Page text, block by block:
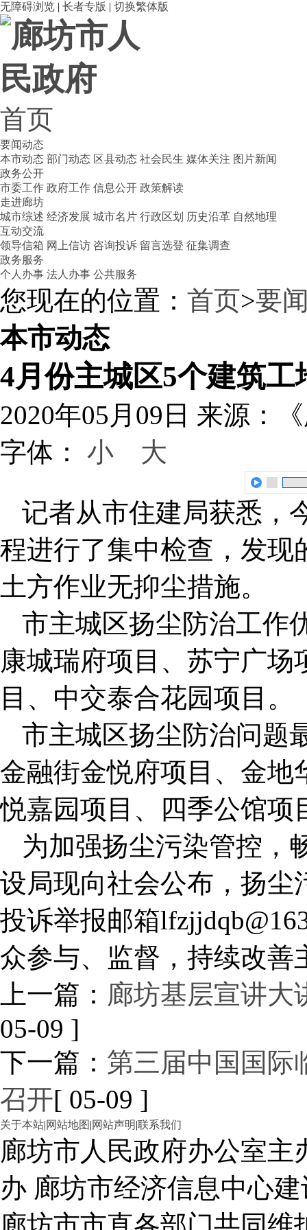
无障碍浏览 | 长者专版 | 切换繁体版
首页
要闻动态
本市动态 部门动态 区县动态 社会民生 媒体关注 图片新闻
政务公开
市委工作 政府工作 信息公开 政策解读
走进廊坊
城市综述 经济发展 城市名片 行政区划 历史沿革 自然地理
互动交流
领导信箱 网上信访 咨询投诉 留言选登 征集调查
政务服务
个人办事 法人办事 公共服务
您现在的位置： 首页>要
本市动态
4月份主城区5个建筑
2020年05月09日 来源：
字体： 小 大
记者从市住建局获悉，
程进行了集中检查，发现
土方作业无抑尘措施。
市主城区扬尘防治工作
康城瑞府项目、苏宁广
目、中交泰合花园项目。
市主城区扬尘防治问题
金融街金悦府项目、金地
悦嘉园项目、四季公馆项
为加强扬尘污染管控，
设局现向社会公布，扬尘
投诉举报邮箱
众参与、监督，持续改善
上一篇： 廊坊基层宣讲大
05-09 ]
下一篇： 第三届中国国际
召开[ 05-09 ]
关于本站|网站地图 |网站声明|联系我们
廊坊市人民政府办公室
办 廊坊市经济信息中心建